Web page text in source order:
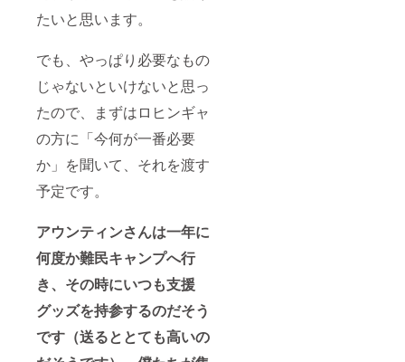
たいと思います。
でも、やっぱり必要なもの
じゃないといけないと思っ
たので、まずはロヒンギャ
の方に「今何が一番必要
か」を聞いて、それを渡す
予定です。
アウンティンさんは一年に
何度か難民キャンプへ行
き、その時にいつも支援
グッズを持参するのだそう
です（送るととても高いの